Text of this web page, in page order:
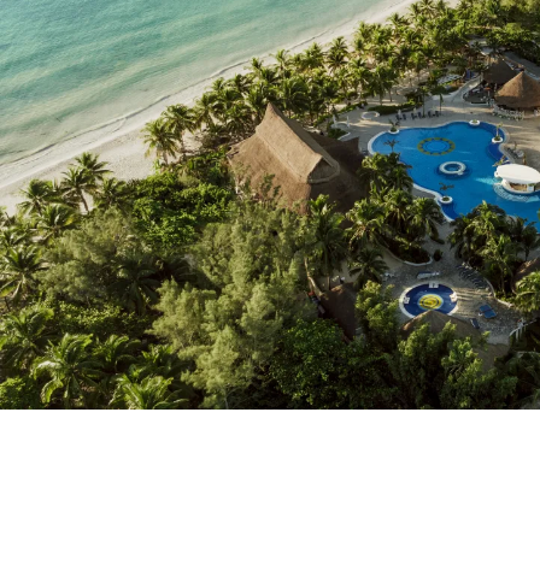
Heb je nog geen account?
Een account
Geniet van de voordelen om deel uit te
Gegarandeerd de beste prijs
Gratis annuleren
Verdien geld met je boekingen